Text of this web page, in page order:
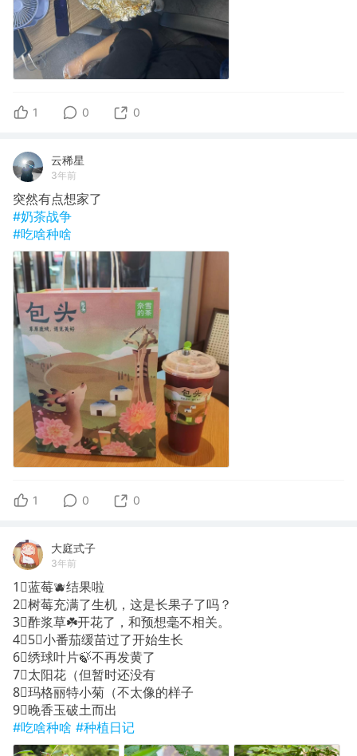
1 0 0
云稀星
3年前
突然有点想家了
#奶茶战争
#吃啥种啥
1 0 0
大庭式子
3年前
1⃣️蓝莓🫐结果啦
2⃣️树莓充满了生机，这是长果子了吗？
3⃣️酢浆草☘️开花了，和预想毫不相关。
4⃣️5⃣️小番茄缓苗过了开始生长
6⃣️绣球叶片🍃不再发黄了
7⃣️太阳花（但暂时还没有
8⃣️玛格丽特小菊（不太像的样子
9⃣️晚香玉破土而出
#吃啥种啥 #种植日记